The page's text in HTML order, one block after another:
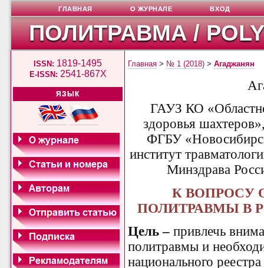
ПОЛИТРАВМА /
ISSN: 1819-1495
E-ISSN: 2541-867X
ЯЗЫК
ГЛАВНАЯ О ЖУРНАЛЕ ВХОД
Главная > № 1 (2018) >Агаджанян
ГАУЗ КО
здоровья
ФГБУ
институт
Минздрава
К ВОПРОСУ
ПОЛИТРАВМЫ В
Цель –привлечь
политравмы и
национального